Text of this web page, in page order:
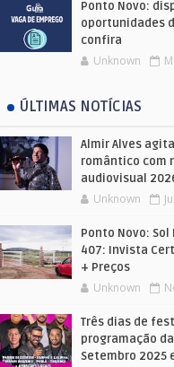
Ponto Novo:
oportunidades
confira
Unknown
ÚLTIMAS NOTÍCIAS
Almir Alves
romântico com
audiovisual
Unknown
Ponto Novo: Sol
407: Invista
+ Preços
Unknown
Três dias de
programação
Setembro 2025